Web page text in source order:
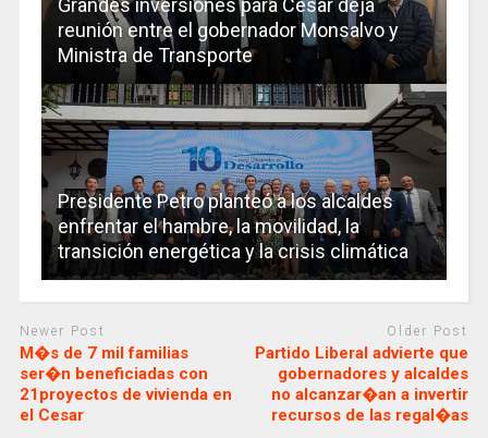
Grandes inversiones para Cesar deja
reunión entre el gobernador Monsalvo y
Ministra de Transporte
Presidente Petro planteó a los alcaldes
enfrentar el hambre, la movilidad, la
transición energética y la crisis climática
Newer Post
M�s de 7 mil familias
ser�n beneficiadas con
21proyectos de vivienda en
el Cesar
Older Post
Partido Liberal advierte que
gobernadores y alcaldes
no alcanzar�an a invertir
recursos de las regal�as